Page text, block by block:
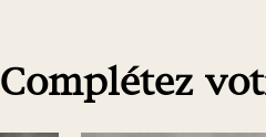
Complétez